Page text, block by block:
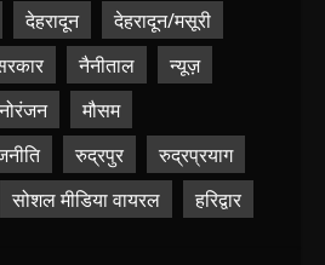
देहरादून
देहरादून/मसूरी
नैनीताल
न्यूज़
मौसम
रुद्रपुर
रुद्रप्रयाग
सोशल मीडिया वायरल हरिद्वार